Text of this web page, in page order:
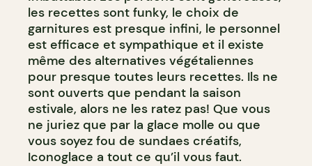
les recettes sont funky, le choix de
garnitures est presque infini, le personnel
est efficace et sympathique et il existe
même des alternatives végétaliennes
pour presque toutes leurs recettes. Ils ne
sont ouverts que pendant la saison
estivale, alors ne les ratez pas! Que vous
ne juriez que par la glace molle ou que
vous soyez fou de sundaes créatifs,
Iconoglace a tout ce qu’il vous faut.